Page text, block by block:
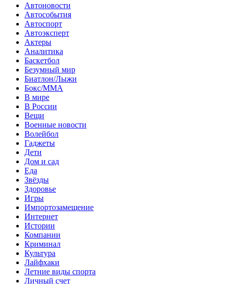
Автоновости
Автособытия
Автоспорт
Автоэксперт
Актеры
Аналитика
Баскетбол
Безумный мир
Биатлон/Лыжи
Бокс/MMA
В мире
В России
Вещи
Военные новости
Волейбол
Гаджеты
Дети
Дом и сад
Еда
Звёзды
Здоровье
Игры
Импортозамещение
Интернет
Истории
Компании
Криминал
Культура
Лайфхаки
Летние виды спорта
Личный счет